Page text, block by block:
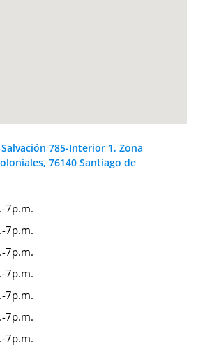
785-Interior 1, Zona
76140 Santiago de
7p.m.
7p.m.
7p.m.
7p.m.
7p.m.
7p.m.
7p.m.